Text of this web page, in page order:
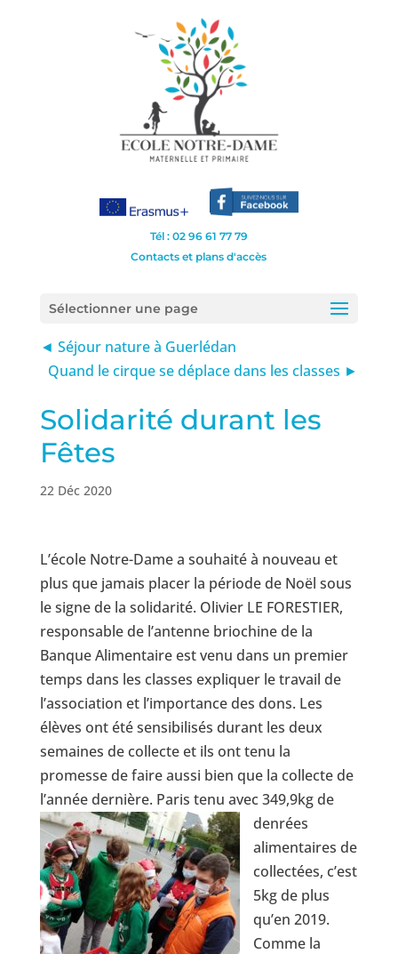
Tél : 02 96 61 77 79
Contacts et plans d'accès
Sélectionner une page
◄ Séjour nature à Guerlédan
Quand le cirque se déplace dans les classes ►
Solidarité durant les
Fêtes
22 Déc 2020
L’école Notre-Dame a souhaité à nouveau et
plus que jamais placer la période de Noël sous
le signe de la solidarité. Olivier LE FORESTIER,
responsable de l’antenne briochine de la
Banque Alimentaire est venu dans un premier
temps dans les classes expliquer le travail de
l’association et l’importance des dons. Les
élèves ont été sensibilisés durant les deux
semaines de collecte et ils ont tenu la
promesse de faire aussi bien que la collecte de
l’année dernière. Paris tenu avec 349,9kg de
denrées
alimentaires de
collectées, c’est
5kg de plus
qu’en 2019.
Comme la